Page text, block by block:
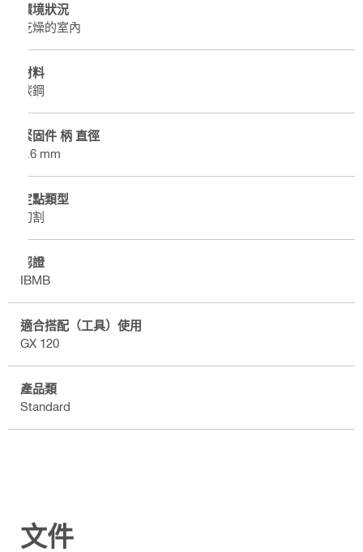
環境狀況
乾燥的室內
材料
碳鋼
緊固件 柄 直徑
2.6 mm
定點類型
切割
認證
IBMB
適合搭配（工具）使用
GX 120
產品類
Standard
文件